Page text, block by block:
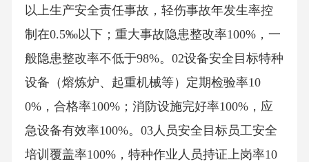
以上生产安全责任事故，轻伤事故年发生率控
制在0.5‰以下；重大事故隐患整改率100%，一
般隐患整改率不低于98%。02设备安全目标特种
设备（熔炼炉、起重机械等）定期检验率10
0%，合格率100%；消防设施完好率100%，应
急设备有效率100%。03人员安全目标员工安全
培训覆盖率100%，特种作业人员持证上岗率10